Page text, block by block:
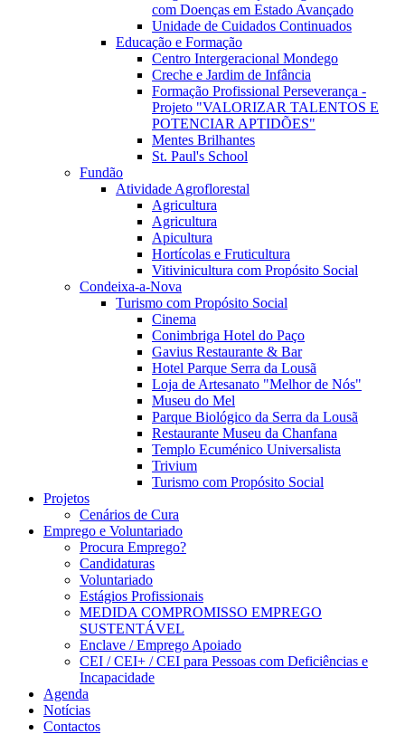
com Doenças em Estado Avançado
Unidade de Cuidados Continuados
Educação e Formação
Centro Intergeracional Mondego
Creche e Jardim de Infância
Formação Profissional Perseverança -
Projeto "VALORIZAR TALENTOS E
POTENCIAR APTIDÕES"
Mentes Brilhantes
St. Paul's School
Fundão
Atividade Agroflorestal
Agricultura
Agricultura
Apicultura
Hortícolas e Fruticultura
Vitivinicultura com Propósito Social
Condeixa-a-Nova
Turismo com Propósito Social
Cinema
Conimbriga Hotel do Paço
Gavius Restaurante & Bar
Hotel Parque Serra da Lousã
Loja de Artesanato "Melhor de Nós"
Museu do Mel
Parque Biológico da Serra da Lousã
Restaurante Museu da Chanfana
Templo Ecuménico Universalista
Trivium
Turismo com Propósito Social
Projetos
Cenários de Cura
Emprego e Voluntariado
Procura Emprego?
Candidaturas
Voluntariado
Estágios Profissionais
MEDIDA COMPROMISSO EMPREGO
SUSTENTÁVEL
Enclave / Emprego Apoiado
CEI / CEI+ / CEI para Pessoas com Deficiências e
Incapacidade
Agenda
Notícias
Contactos